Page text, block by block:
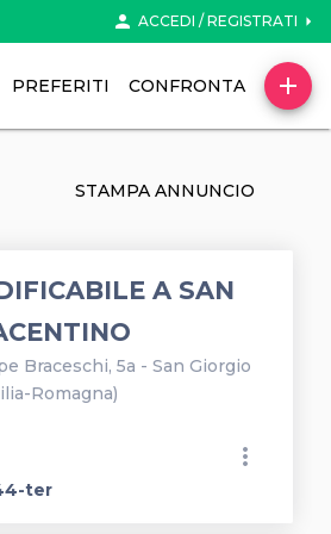
person ACCEDI / REGISTRATI arrow_right
PREFERITI CONFRONTA add
STAMPA ANNUNCIO
A SAN
Braceschi, 5a - San Giorgio
Romagna)
ter
more_vert